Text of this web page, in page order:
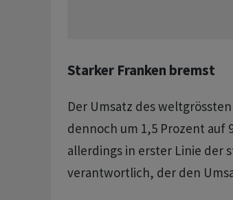
Starker Franken bremst
Der Umsatz des
dennoch um 1,5 Prozent auf
allerdings in erster Linie der
verantwortlich, der den